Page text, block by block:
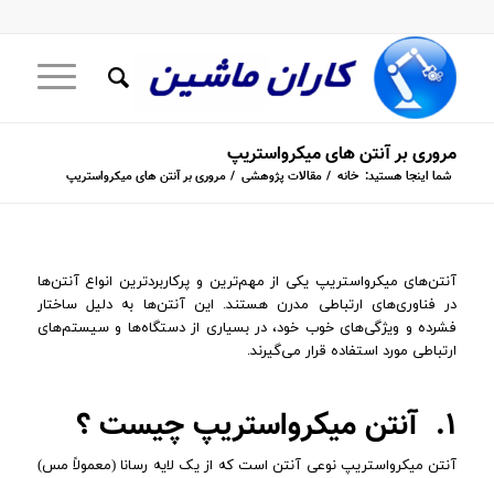
مروری بر آنتن های میکرواستریپ
شما اینجا هستید: خانه / مقالات پژوهشی / مروری بر آنتن های میکرواستریپ
آنتن‌های میکرواستریپ یکی از مهم‌ترین و پرکاربردترین انواع آنتن‌ها
در فناوری‌های ارتباطی مدرن هستند. این آنتن‌ها به دلیل ساختار
فشرده و ویژگی‌های خوب خود، در بسیاری از دستگاه‌ها و سیستم‌های
ارتباطی مورد استفاده قرار می‌گیرند.
۱. آنتن میکرواستریپ چیست ؟
آنتن میکرواستریپ نوعی آنتن است که از یک لایه رسانا (معمولاً مس)